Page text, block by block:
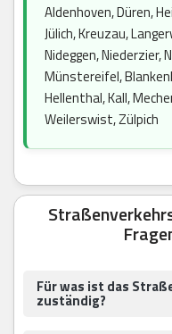
Aldenhoven, Düren,
Jülich, Kreuzau,
Nideggen, Niederzier,
Münstereifel,
Hellenthal, Kall,
Weilerswist, Zülpich
Für was ist das
zuständig?